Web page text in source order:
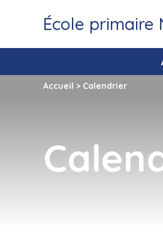
École primaire
Accueil > Calendrier